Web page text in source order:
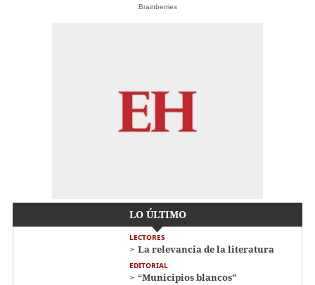
Brainberries
LO ÚLTIMO
LECTORES
La relevancia de la literatura
EDITORIAL
“Municipios blancos”